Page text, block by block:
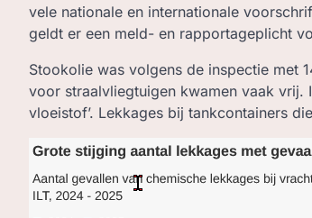
vele nationale en internationale
geldt er een meld- en rapportageplicht
Stookolie was volgens de inspectie met
voor straalvliegtuigen kwamen vaak vrij.
vloeistof’. Lekkages bij tankcontainers